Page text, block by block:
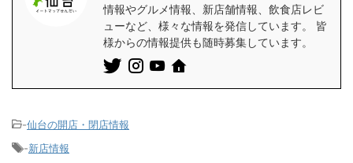
情報やグルメ情報、新店舗情報、飲食店レビ
ューなど、様々な情報を発信しています。 皆
様からの情報提供も随時募集しています。
-仙台の開店・閉店情報
-新店情報